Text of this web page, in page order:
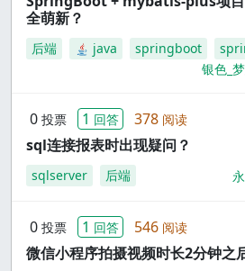
全萌新？
后端 java springboot
银色_
0 投票 1 回答 378 阅读
sql连接报表时出现疑问？
sqlserver 后端
0 投票 1 回答 546 阅读
微信小程序拍摄视频时长2分钟之